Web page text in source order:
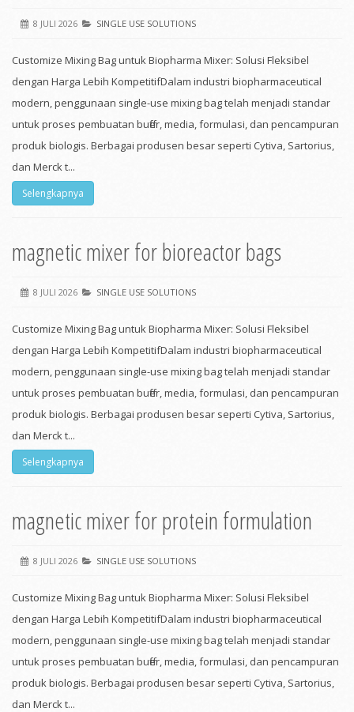
8 JULI 2026 SINGLE USE SOLUTIONS
Customize Mixing Bag untuk Biopharma Mixer: Solusi Fleksibel
dengan Harga Lebih KompetitifDalam industri biopharmaceutical
modern, penggunaan single-use mixing bag telah menjadi standar
untuk proses pembuatan buffer, media, formulasi, dan pencampuran
produk biologis. Berbagai produsen besar seperti Cytiva, Sartorius,
dan Merck t...
Selengkapnya
magnetic mixer for bioreactor bags
8 JULI 2026 SINGLE USE SOLUTIONS
Customize Mixing Bag untuk Biopharma Mixer: Solusi Fleksibel
dengan Harga Lebih KompetitifDalam industri biopharmaceutical
modern, penggunaan single-use mixing bag telah menjadi standar
untuk proses pembuatan buffer, media, formulasi, dan pencampuran
produk biologis. Berbagai produsen besar seperti Cytiva, Sartorius,
dan Merck t...
Selengkapnya
magnetic mixer for protein formulation
8 JULI 2026 SINGLE USE SOLUTIONS
Customize Mixing Bag untuk Biopharma Mixer: Solusi Fleksibel
dengan Harga Lebih KompetitifDalam industri biopharmaceutical
modern, penggunaan single-use mixing bag telah menjadi standar
untuk proses pembuatan buffer, media, formulasi, dan pencampuran
produk biologis. Berbagai produsen besar seperti Cytiva, Sartorius,
dan Merck t...